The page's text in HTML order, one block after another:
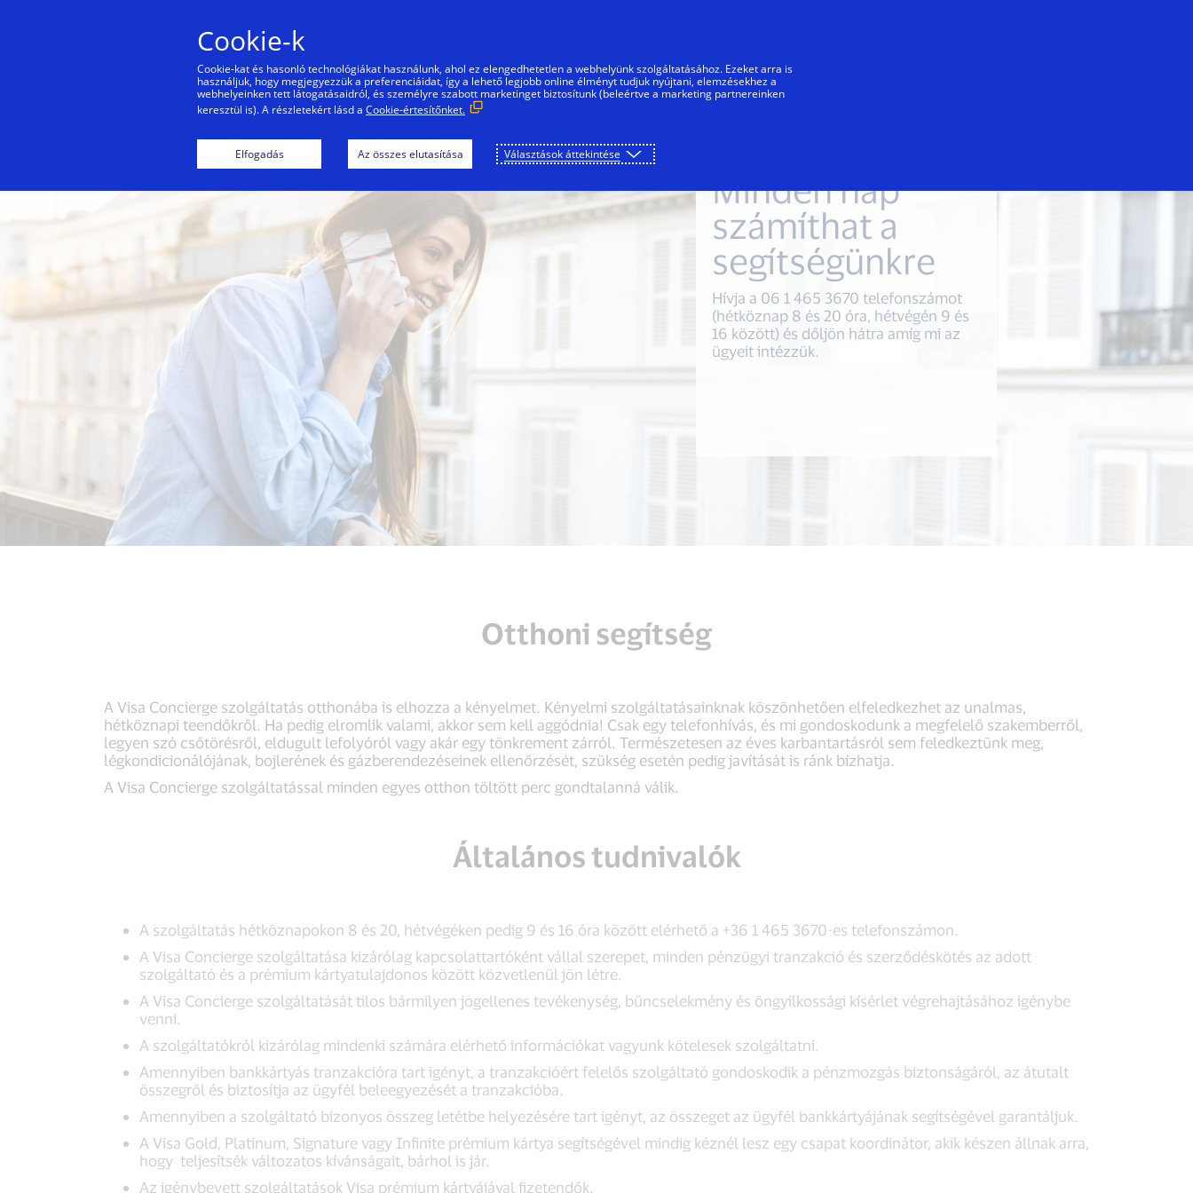
Magánszemélyek Vállalkozások Innovátorok
Minden nap
számíthat a
segítségünkre
Hívja a 06 1 465 3670 telefonszámot
(hétköznap 8 és 20 óra, hétvégén 9 és
16 között) és dőljön hátra amíg mi az
ügyeit intézzük.
Otthoni segítség
A Visa Concierge szolgáltatás otthonába is elhozza a kényelmet. Kényelmi szolgáltatásainknak köszönhetően elfeledkezhet az unalmas,
hétköznapi teendőkről. Ha pedig elromlik valami, akkor sem kell aggódnia! Csak egy telefonhívás, és mi gondoskodunk a megfelelő szakemberről,
legyen szó csőtörésről, eldugult lefolyóról vagy akár egy tönkrement zárról. Természetesen az éves karbantartásról sem feledkeztünk meg,
légkondicionálójának, bojlerének és gázberendezéseinek ellenőrzését, szükség esetén pedig javítását is ránk bízhatja.
A Visa Concierge szolgáltatással minden egyes otthon töltött perc gondtalanná válik.
Általános tudnivalók
A szolgáltatás hétköznapokon 8 és 20, hétvégéken pedig 9 és 16 óra között elérhető a +36 1 465 3670-es telefonszámon.
A Visa Concierge szolgáltatása kizárólag kapcsolattartóként vállal szerepet, minden pénzügyi tranzakció és szerződéskötés az adott
szolgáltató és a prémium kártyatulajdonos között közvetlenül jön létre.
A Visa Concierge szolgáltatását tilos bármilyen jogellenes tevékenység, bűncselekmény és öngyilkossági kísérlet végrehajtásához igénybe
venni.
A szolgáltatókról kizárólag mindenki számára elérhető információkat vagyunk kötelesek szolgáltatni.
Amennyiben bankkártyás tranzakcióra tart igényt, a tranzakcióért felelős szolgáltató gondoskodik a pénzmozgás biztonságáról, az átutalt
összegről és biztosítja az ügyfél beleegyezését a tranzakcióba.
Amennyiben a szolgáltató bizonyos összeg letétbe helyezésére tart igényt, az összeget az ügyfél bankkártyájának segítségével garantáljuk.
A Visa Gold, Platinum, Signature vagy Infinite prémium kártya segítségével mindig kéznél lesz egy csapat koordinátor, akik készen állnak arra,
hogy teljesítsék változatos kívánságait, bárhol is jár.
Az igénybevett szolgáltatások Visa prémium kártyájával fizetendők.
Cookie-k
Cookie-kat és hasonló technológiákat használunk, ahol ez elengedhetetlen a webhelyünk szolgáltatásához. Ezeket arra is
használjuk, hogy megjegyezzük a preferenciáidat, így a lehető legjobb online élményt tudjuk nyújtani, elemzésekhez a
webhelyeinken tett látogatásaidról, és személyre szabott marketinget biztosítunk (beleértve a marketing partnereinken
keresztül is). A részletekért lásd a Cookie-értesítőnket.
Elfogadás Az összes elutasítása Választások áttekintése